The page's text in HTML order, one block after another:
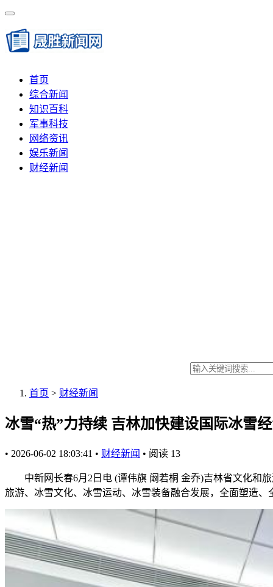
首页
综合新闻
知识百科
军事科技
网络资讯
娱乐新闻
财经新闻
首页 > 财经新闻
冰雪“热”力持续 吉林加快建设国际冰雪
• 2026-06-02 18:03:41 • 财经新闻 • 阅读 13
中新网长春6月2日电 (谭伟旗 阚若桐 金乔)吉林省文化和旅
旅游、冰雪文化、冰雪运动、冰雪装备融合发展，全面塑造